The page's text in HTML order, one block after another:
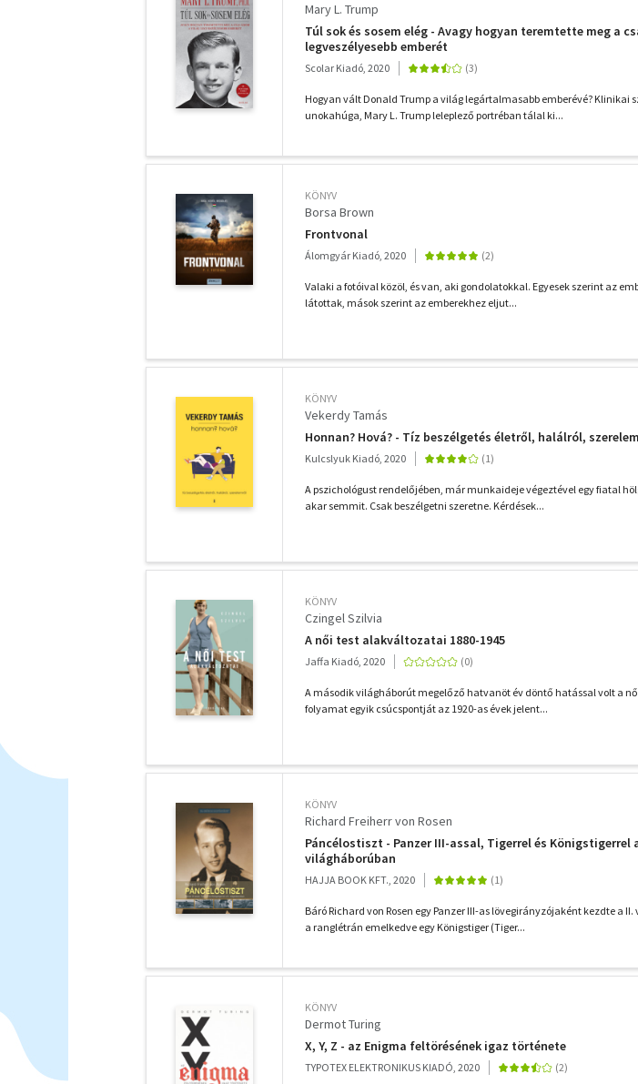
Mary L. Trump
Túl sok és sosem elég - Avagy hogyan teremtette meg a
legveszélyesebb emberét
Scolar Kiadó, 2020
Hogyan vált Donald Trump a világ legártalmasabb emberévé? Klinikai
unokahúga, Mary L. Trump leleplező portréban tálal ki...
KÖNYV
Borsa Brown
Frontvonal
Álomgyár Kiadó, 2020
Valaki a fotóival közöl, és van, aki gondolatokkal. Egyesek szerint az
látottak, mások szerint az emberekhez eljut...
KÖNYV
Vekerdy Tamás
Honnan? Hová? - Tíz beszélgetés életről, halálról,
Kulcslyuk Kiadó, 2020
A pszichológust rendelőjében, már munkaideje végeztével egy fiatal
akar semmit. Csak beszélgetni szeretne. Kérdések...
KÖNYV
Czingel Szilvia
A női test alakváltozatai 1880-1945
Jaffa Kiadó, 2020
A második világháborút megelőző hatvanöt év döntő hatással volt a
folyamat egyik csúcspontját az 1920-as évek jelent...
KÖNYV
Richard Freiherr von Rosen
Páncélostiszt - Panzer III-assal, Tigerrel és Königstigerrel
világháborúban
HAJJA BOOK KFT., 2020
Báró Richard von Rosen egy Panzer III-as lövegirányzójaként kezdte a
a ranglétrán emelkedve egy Königstiger (Tiger...
KÖNYV
Dermot Turing
X, Y, Z - az Enigma feltörésének igaz története
TYPOTEX ELEKTRONIKUS KIADÓ, 2020